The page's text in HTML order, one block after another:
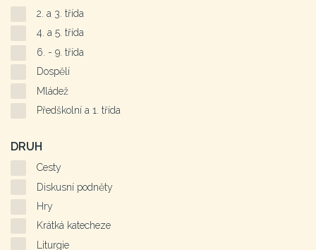
2. a 3. třída
4. a 5. třída
6. - 9. třída
Dospělí
Mládež
Předškolní a 1. třída
DRUH
Cesty
Diskusní podněty
Hry
Krátká katecheze
Liturgie